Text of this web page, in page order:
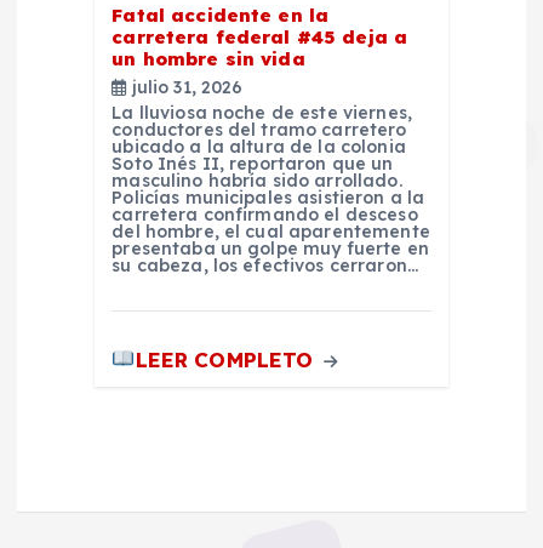
Fatal accidente en la
carretera federal #45 deja a
un hombre sin vida
julio 31, 2026
La lluviosa noche de este viernes,
conductores del tramo carretero
ubicado a la altura de la colonia
Soto Inés II, reportaron que un
masculino habría sido arrollado.
Policías municipales asistieron a la
carretera confirmando el desceso
del hombre, el cual aparentemente
presentaba un golpe muy fuerte en
su cabeza, los efectivos cerraron…
LEER COMPLETO